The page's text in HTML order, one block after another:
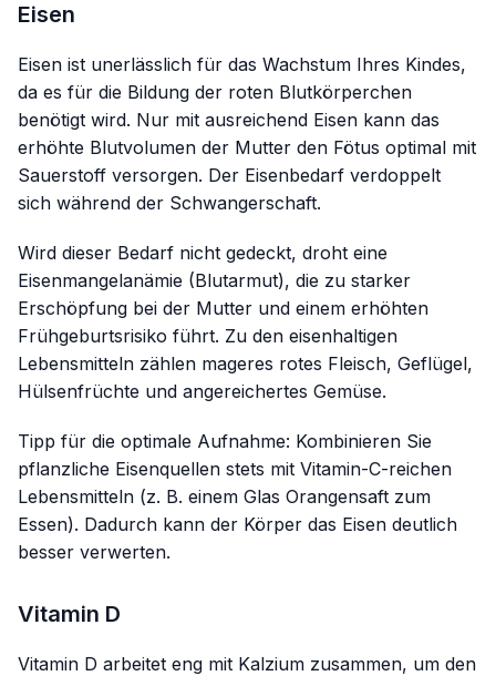
Eisen
Eisen ist unerlässlich für das Wachstum Ihres Kindes,
da es für die Bildung der roten Blutkörperchen
benötigt wird. Nur mit ausreichend Eisen kann das
erhöhte Blutvolumen der Mutter den Fötus optimal mit
Sauerstoff versorgen. Der Eisenbedarf verdoppelt
sich während der Schwangerschaft.
Wird dieser Bedarf nicht gedeckt, droht eine
Eisenmangelanämie (Blutarmut), die zu starker
Erschöpfung bei der Mutter und einem erhöhten
Frühgeburtsrisiko führt. Zu den eisenhaltigen
Lebensmitteln zählen mageres rotes Fleisch, Geflügel,
Hülsenfrüchte und angereichertes Gemüse.
Tipp für die optimale Aufnahme: Kombinieren Sie
pflanzliche Eisenquellen stets mit Vitamin-C-reichen
Lebensmitteln (z. B. einem Glas Orangensaft zum
Essen). Dadurch kann der Körper das Eisen deutlich
besser verwerten.
Vitamin D
Vitamin D arbeitet eng mit Kalzium zusammen, um den